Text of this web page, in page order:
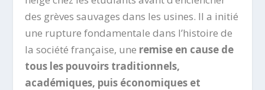
des grèves sauvages dans les usines. Il a initié
une rupture fondamentale dans l’histoire de
la société française, une remise en cause de
tous les pouvoirs traditionnels,
académiques, puis économiques et